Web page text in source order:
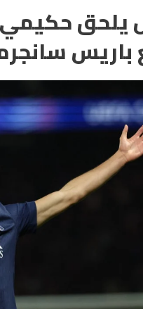
يلحق حكيمي
باريس